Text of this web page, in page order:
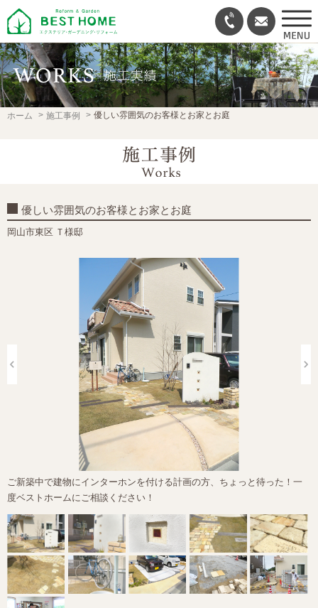
ホーム 施工事例 優しい雰囲気のお客様とお家とお庭
優しい雰囲気のお客様とお家とお庭
岡山市東区 Ｔ様邸
ご新築中で建物にインターホンを付ける計画の方、ちょっと待った！一
度ベストホームにご相談ください！